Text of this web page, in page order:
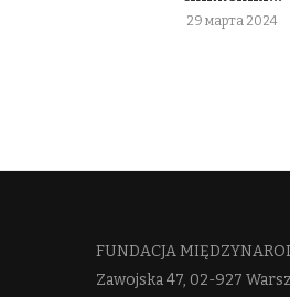
29 марта 2024
FUNDACJA
Zawojska 47, 02-927